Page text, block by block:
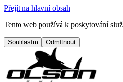
Přejít na hlavní obsah
Tento web používá k poskytování